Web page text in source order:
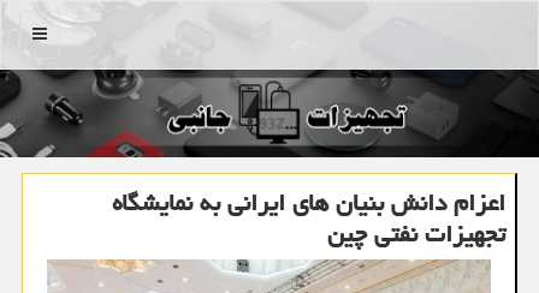
منو
اعزام دانش بنیان های ایرانی به نمایشگاه
تجهیزات نفتی چین